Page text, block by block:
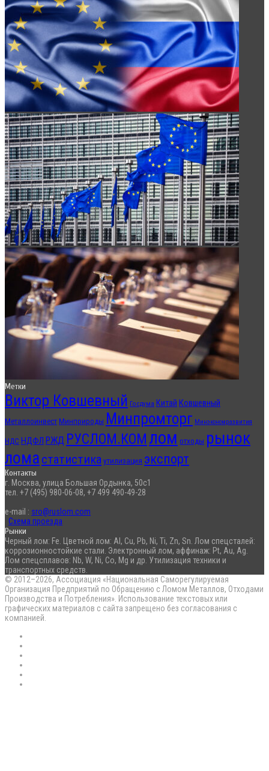
Метки
Виктор Ковшевный Госдума Китай Ковшевный
Металлоинвест Минприроды Минпромторг Минэкономразвития
НДС НДФЛ РЖД РУСЛОМ.КОМ лом отходы рынок
лома статистика утилизация экспорт
Контакты
г. Москва, улица Большая Ордынка, 50с1
тел. +7 (495) 980-06-08, +7 499 490-49-28
e-mail : sro@ruslom.com
Схема проезда
Рынки
Черный лом: Fe. Цветной лом: Al, Cu, Pb, Ni, Ti, Zn, Sn. Лом спецсталей:
коррозионностойкие стали. Электронный лом, аффинаж: Pt, Au, Ag.
Лом спецсплавов: Nb, W, Ni, Co, Mg и др. Утилизация техники и
транспортных средств.
© 2012–2026, Ассоциация «Национальная Саморегулируемая
Организация Предприятий по Обращению с Ломом Металлов, Отходами
Производства и Потребления». Использование текстовых или
графических материалов с сайта запрещено без согласования с
компанией.